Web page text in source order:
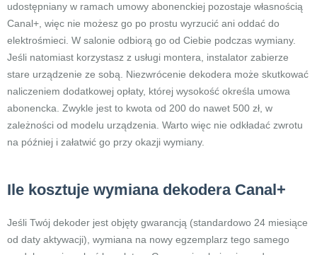
udostępniany w ramach umowy abonenckiej pozostaje własnością
Canal+, więc nie możesz go po prostu wyrzucić ani oddać do
elektrośmieci. W salonie odbiorą go od Ciebie podczas wymiany.
Jeśli natomiast korzystasz z usługi montera, instalator zabierze
stare urządzenie ze sobą. Niezwrócenie dekodera może skutkować
naliczeniem dodatkowej opłaty, której wysokość określa umowa
abonencka. Zwykle jest to kwota od 200 do nawet 500 zł, w
zależności od modelu urządzenia. Warto więc nie odkładać zwrotu
na później i załatwić go przy okazji wymiany.
Ile kosztuje wymiana dekodera Canal+
Jeśli Twój dekoder jest objęty gwarancją (standardowo 24 miesiące
od daty aktywacji), wymiana na nowy egzemplarz tego samego